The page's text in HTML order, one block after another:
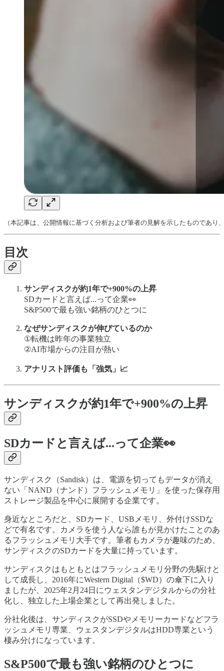
（本記事は、公開情報に基づく分析および筆者の見解を示したものであ
目次
サンディスクが約1年で+900%の上昇
SDカードと言えば...って企業👀
S&P500で最も強い銘柄のひとつに
なぜサンディスクが伸びているのか
①転機は昨年の事業独立
②AI市場からの注目が熱い
アナリスト評価も「強気」📈
サンディスクが約1年で+900%の上昇
SDカードと言えば...って企業👀
サンディスク（Sandisk）は、電源を切ってもデータが消え
ない「NAND（ナンド）フラッシュメモリ」を使った保存用
ストレージ製品を中心に展開する企業です。
身近なところだと、SDカード、USBメモリ、外付けSSDな
どで有名です。カメラを使う人なら誰もが見かけたことのあ
るフラッシュメモリ大手です。筆者もカメラが趣味のため、
サンディスクのSDカードを大量に持っています。
サンディスクはもともとはフラッシュメモリ分野の先駆けと
して成長し、2016年にWestern Digital（$WD）の傘下に入り
ましたが、2025年2月24日にウェスタンデジタルからの分社
化し、独立した上場企業として再出発しました。
分社化後は、サンディスクがSSDやメモリーカードなどフラ
ッシュメモリ専業、ウェスタンデジタルはHDD専業という
棲み分けになっています。
S&P500で最も強い銘柄のひとつに